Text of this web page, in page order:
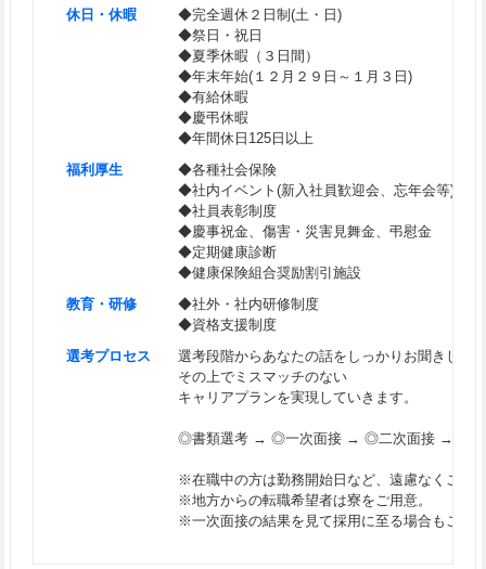
休日・休暇
◆完全週休２日制(土・日)
◆祭日・祝日
◆夏季休暇（３日間）
◆年末年始(１２月２９日～１月３日)
◆有給休暇
◆慶弔休暇
◆年間休日125日以上
福利厚生
◆各種社会保険
◆社内イベント(新入社員歓迎会、忘年会等)
◆社員表彰制度
◆慶事祝金、傷害・災害見舞金、弔慰金
◆定期健康診断
◆健康保険組合奨励割引施設
教育・研修
◆社外・社内研修制度
◆資格支援制度
選考プロセス
選考段階からあなたの話をしっかりお聞きしま
その上でミスマッチのない
キャリアプランを実現していきます。
◎書類選考 → ◎一次面接 → ◎二次面接 → ◎
※在職中の方は勤務開始日など、遠慮なくご相
※地方からの転職希望者は寮をご用意。
※一次面接の結果を見て採用に至る場合もござ